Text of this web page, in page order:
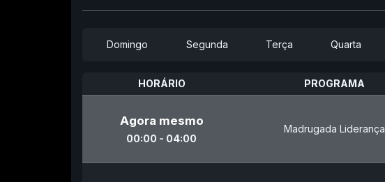
Domingo Segunda Terça Quarta
HORÁRIO PROGRAMA
Agora mesmo
00:00 - 04:00
Madrugada Liderança